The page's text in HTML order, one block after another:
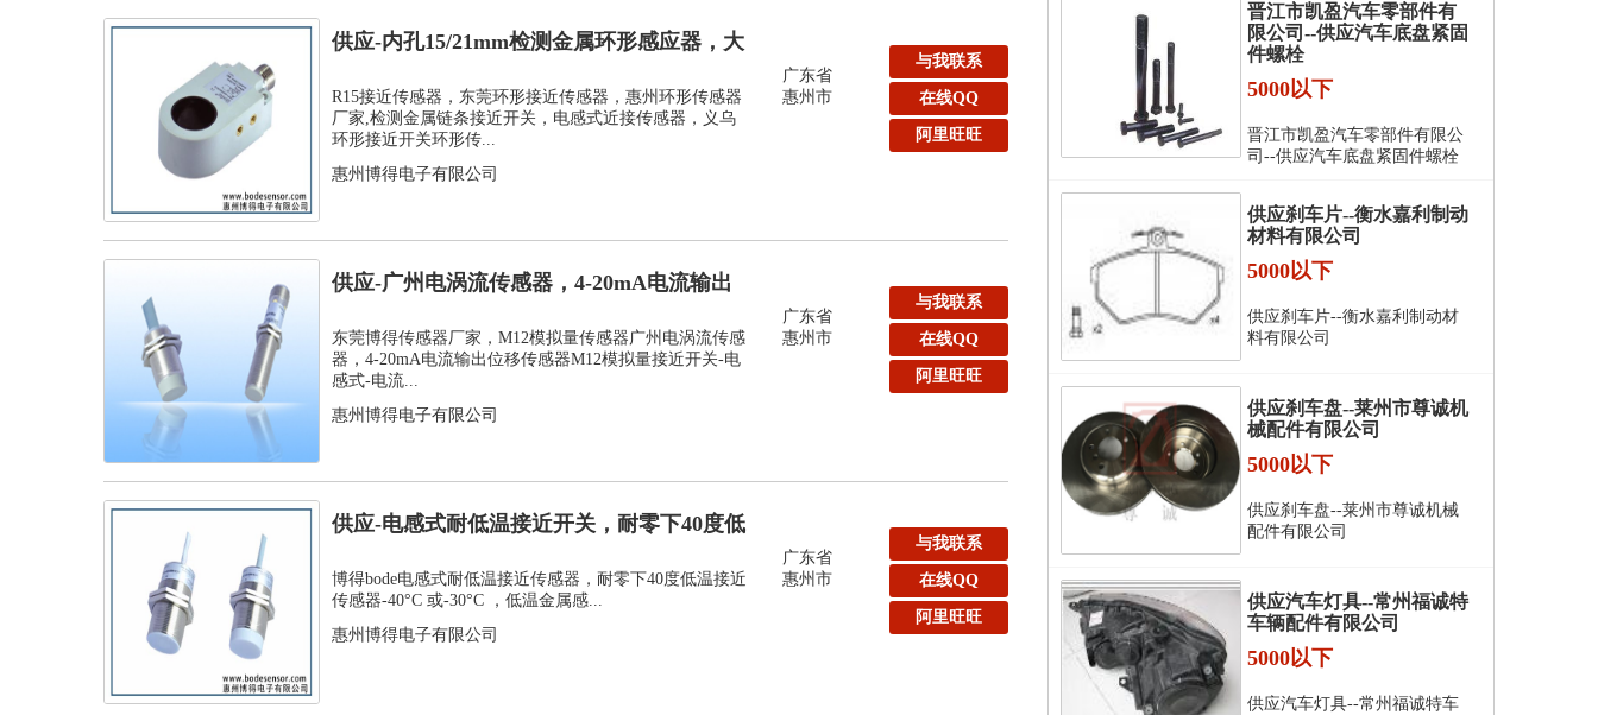
供应-内孔15/21mm检测金属环形感应器，大
孔环...
R15接近传感器，东莞环形接近传感器，惠州环形传感器
厂家,检测金属链条接近开关，电感式近接传感器，义乌
环形接近开关环形传...
惠州博得电子有限公司
广东省
惠州市
与我联系
在线QQ
阿里旺旺
供应-广州电涡流传感器，4-20mA电流输出
位移传...
东莞博得传感器厂家，M12模拟量传感器广州电涡流传感
器，4-20mA电流输出位移传感器M12模拟量接近开关-电
感式-电流...
惠州博得电子有限公司
广东省
惠州市
与我联系
在线QQ
阿里旺旺
供应-电感式耐低温接近开关，耐零下40度低
温接近传...
博得bode电感式耐低温接近传感器，耐零下40度低温接近
传感器-40°C 或-30°C ，低温金属感...
惠州博得电子有限公司
广东省
惠州市
与我联系
在线QQ
阿里旺旺
晋江市凯盈汽车零部件有
限公司--供应汽车底盘紧固
件螺栓
5000以下
晋江市凯盈汽车零部件有限公
司--供应汽车底盘紧固件螺栓
供应刹车片--衡水嘉利制动
材料有限公司
5000以下
供应刹车片--衡水嘉利制动材
料有限公司
供应刹车盘--莱州市尊诚机
械配件有限公司
5000以下
供应刹车盘--莱州市尊诚机械
配件有限公司
供应汽车灯具--常州福诚特
车辆配件有限公司
5000以下
供应汽车灯具--常州福诚特车